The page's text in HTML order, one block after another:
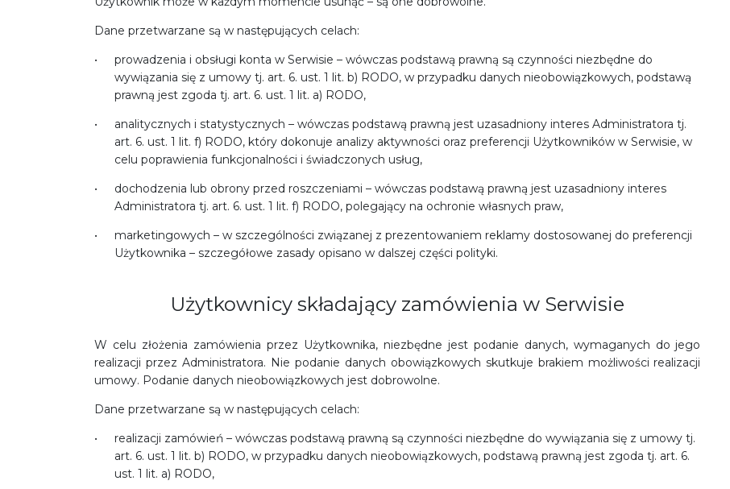
Dane przetwarzane są w następujących celach:
prowadzenia i obsługi konta w Serwisie – wówczas podstawą prawną są czynności niezbędne do
wywiązania się z umowy tj. art. 6. ust. 1 lit. b) RODO, w przypadku danych nieobowiązkowych, podstawą
prawną jest zgoda tj. art. 6. ust. 1 lit. a) RODO,
analitycznych i statystycznych – wówczas podstawą prawną jest uzasadniony interes Administratora tj.
art. 6. ust. 1 lit. f) RODO, który dokonuje analizy aktywności oraz preferencji Użytkowników w Serwisie, w
celu poprawienia funkcjonalności i świadczonych usług,
dochodzenia lub obrony przed roszczeniami – wówczas podstawą prawną jest uzasadniony interes
Administratora tj. art. 6. ust. 1 lit. f) RODO, polegający na ochronie własnych praw,
marketingowych – w szczególności związanej z prezentowaniem reklamy dostosowanej do preferencji
Użytkownika – szczegółowe zasady opisano w dalszej części polityki.
Użytkownicy składający zamówienia w Serwisie
W celu złożenia zamówienia przez Użytkownika, niezbędne jest podanie danych, wymaganych do jego
realizacji przez Administratora. Nie podanie danych obowiązkowych skutkuje brakiem możliwości realizacji
umowy. Podanie danych nieobowiązkowych jest dobrowolne.
Dane przetwarzane są w następujących celach:
realizacji zamówień – wówczas podstawą prawną są czynności niezbędne do wywiązania się z umowy tj.
art. 6. ust. 1 lit. b) RODO, w przypadku danych nieobowiązkowych, podstawą prawną jest zgoda tj. art. 6.
ust. 1 lit. a) RODO,